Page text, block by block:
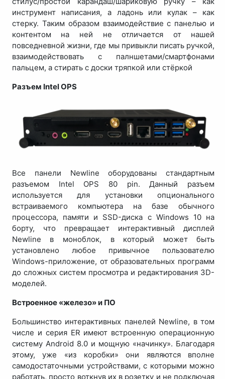
инструмент написания, а ладонь или кулак – как
стерку. Таким образом взаимодействие с панелью и
контентом на ней не отличается от нашей
повседневной жизни, где мы привыкли писать ручкой,
взаимодействовать с палншетами/смартфонами
пальцем, а стирать с доски тряпкой или стёркой
Разъем Intel OPS
Все панели Newline оборудованы стандартным
разъемом Intel OPS 80 pin. Данный разъем
используется для установки опционального
встраиваемого компьютера на базе обычного
процессора, памяти и SSD-диска с Windows 10 на
борту, что превращает интерактивный дисплей
Newline в моноблок, в который может быть
установлено любое привычное пользователю
Windows-приложение, от образовательных программ
до сложных систем просмотра и редактирования 3D-
моделей.
Встроенное «железо» и ПО
Большинство интерактивных панелей Newline, в том
числе и серия ER имеют встроенную операционную
систему Android 8.0 и мощную «начинку». Благодаря
этому, уже «из коробки» они являются вполне
самодостаточными устройствами, с которыми можно
работать, просто воткнув их в розетку и не подключая